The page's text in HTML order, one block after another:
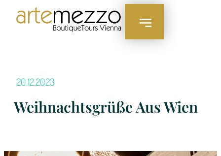
20.12.2023
Weihnachtsgrüße Aus Wien